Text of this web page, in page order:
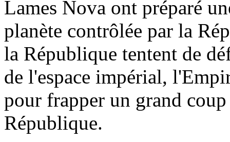
Lames Nova ont préparé
planète contrôlée par la
la République tentent de
de l'espace impérial,
pour frapper un grand
République.